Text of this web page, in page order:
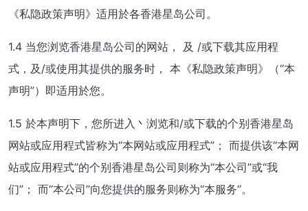
《私隐政策声明》适用於各香港星岛公司。
1.4 当您浏览香港星岛公司的网站， 及 /或下载其应用程
式，及/或使用其提供的服务时， 本《私隐政策声明》（“本
声明”）即适用於您。
1.5 於本声明下，您所进入丶浏览和/或下载的个别香港星岛
网站或应用程式皆称为“本网站或应用程式”； 而提供该“本网
站或应用程式”的个别香港星岛公司则称为“本公司”或“我
们”； 而“本公司”向您提供的服务则称为“本服务”。